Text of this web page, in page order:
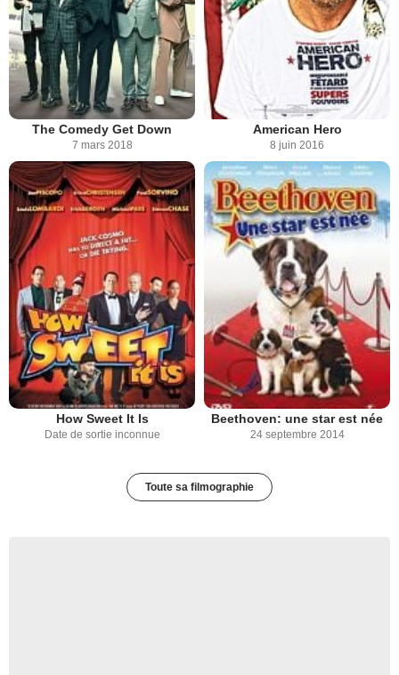
The Comedy Get Down
7 mars 2018
American Hero
8 juin 2016
How Sweet It Is
Date de sortie inconnue
Beethoven: une star est née
24 septembre 2014
Toute sa filmographie